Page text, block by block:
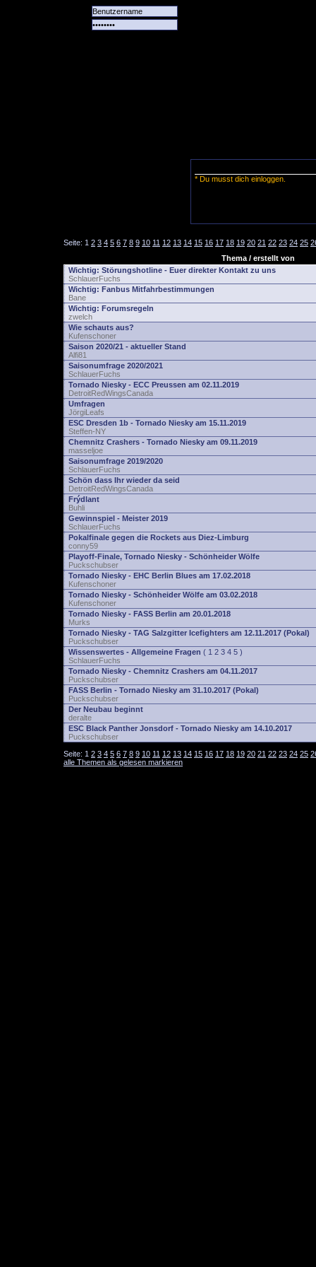
* Du musst dich einloggen.
Seite: 1 2 3 4 5 6 7 8 9 10 11 12 13 14 15 16 17 18 19 20 21 22 23 24 25
Thema / erstellt von
Wichtig: Störungshotline - Euer direkter Kontakt zu uns
SchlauerFuchs
Wichtig: Fanbus Mitfahrbestimmungen
Bane
Wichtig: Forumsregeln
zwelch
Wie schauts aus?
Kufenschoner
Saison 2020/21 - aktueller Stand
Alfi81
Saisonumfrage 2020/2021
SchlauerFuchs
Tornado Niesky - ECC Preussen am 02.11.2019
DetroitRedWingsCanada
Umfragen
JörgiLeafs
ESC Dresden 1b - Tornado Niesky am 15.11.2019
Steffen-NY
Chemnitz Crashers - Tornado Niesky am 09.11.2019
masseljoe
Saisonumfrage 2019/2020
SchlauerFuchs
Schön dass Ihr wieder da seid
DetroitRedWingsCanada
Frýdlant
Buhli
Gewinnspiel - Meister 2019
SchlauerFuchs
Pokalfinale gegen die Rockets aus Diez-Limburg
conny59
Playoff-Finale, Tornado Niesky - Schönheider Wölfe
Puckschubser
Tornado Niesky - EHC Berlin Blues am 17.02.2018
Kufenschoner
Tornado Niesky - Schönheider Wölfe am 03.02.2018
Kufenschoner
Tornado Niesky - FASS Berlin am 20.01.2018
Murks
Tornado Niesky - TAG Salzgitter Icefighters am 12.11.2017 (Pokal)
Puckschubser
Wissenswertes - Allgemeine Fragen ( 1 2 3 4 5 )
SchlauerFuchs
Tornado Niesky - Chemnitz Crashers am 04.11.2017
Puckschubser
FASS Berlin - Tornado Niesky am 31.10.2017 (Pokal)
Puckschubser
Der Neubau beginnt
deralte
ESC Black Panther Jonsdorf - Tornado Niesky am 14.10.2017
Puckschubser
Seite: 1 2 3 4 5 6 7 8 9 10 11 12 13 14 15 16 17 18 19 20 21 22 23 24 25
alle Themen als gelesen markieren